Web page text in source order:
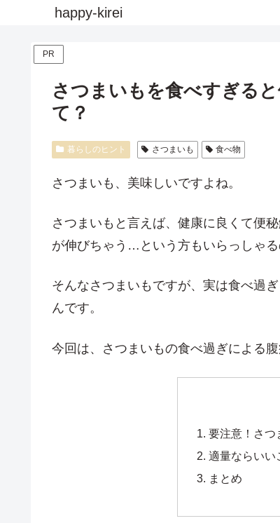
happy-kirei
PR
さつまいもを食べすぎる
て？
暮らしのヒント さつまいも 食べ物
さつまいも、美味しいですよね。
さつまいもと言えば、健康に良くて便
が伸びちゃう…という方もいらっしゃる
そんなさつまいもですが、実は食べ過
んです。
今回は、さつまいもの食べ過ぎによる
要注意！さつ
適量ならいい
まとめ